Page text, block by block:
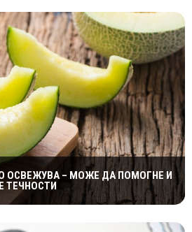
ОСВЕЖУВА – МОЖЕ ДА ПОМОГНЕ И
ТЕЧНОСТИ